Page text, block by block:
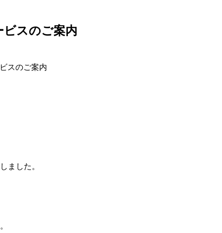
ビスのご案内
スのご案内
ま した。